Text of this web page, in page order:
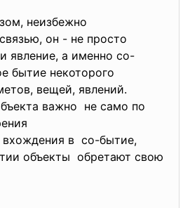
неизбежно
он - не просто
явление, а именно со-
бытие некоторого
вещей, явлений.
важно не само по
вхождения в со-бытие,
объекты обретают свою